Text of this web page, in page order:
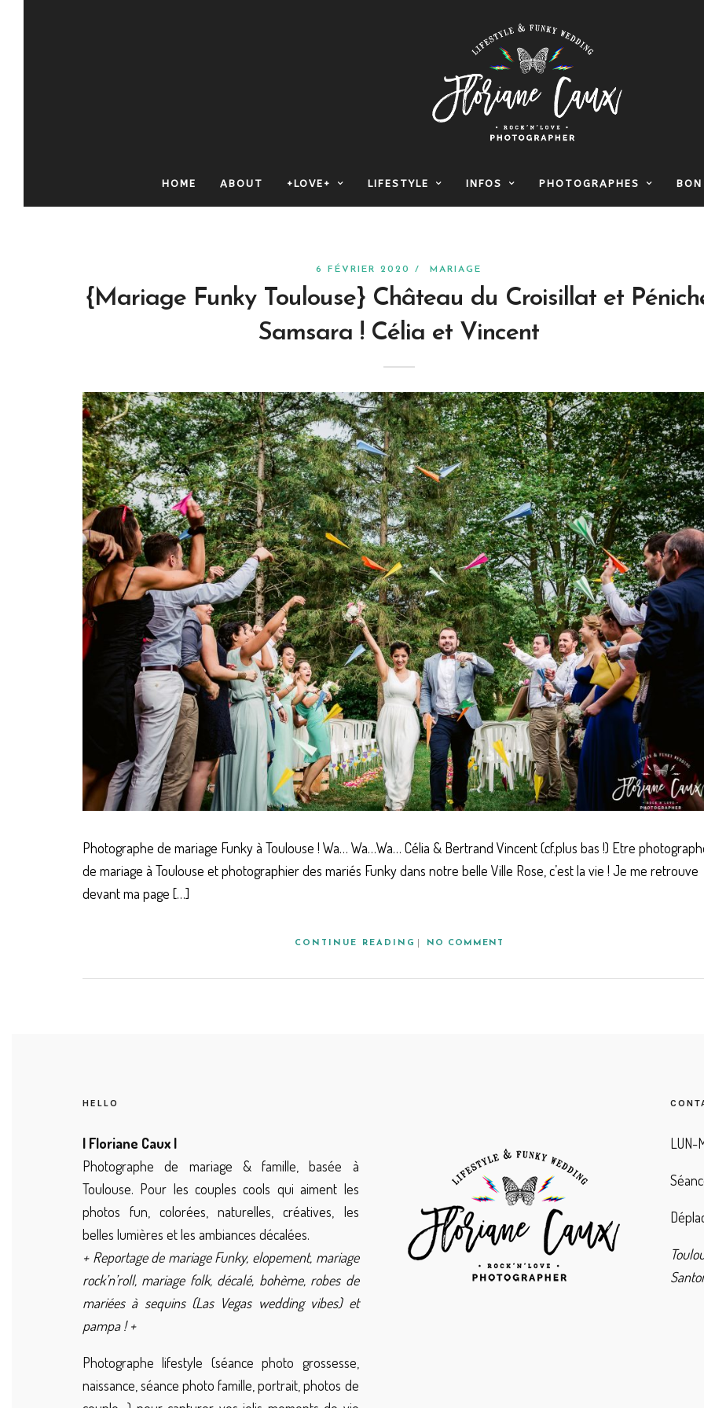
HOME ABOUT +LOVE+ LIFESTYLE INFOS PHOTOGRAPHES
6 FÉVRIER 2020 / MARIAGE
{Mariage Funky Toulouse} Château du Croisillat et
Samsara ! Célia et Vincent
Photographe de mariage Funky à Toulouse ! Wa… Wa…Wa… Célia & Bertrand Vincent (cf.plus bas !) Etre
de mariage à Toulouse et photographier des mariés Funky dans notre belle Ville Rose, c’est la vie ! Je me retrouve
devant ma page […]
CONTINUE READING NO COMMENT
HELLO
| Floriane Caux |
Photographe de mariage & famille, basée à
Toulouse. Pour les couples cools qui aiment les
photos fun, colorées, naturelles, créatives, les
belles lumières et les ambiances décalées.
+ Reportage de mariage Funky, elopement, mariage
rock’n’roll, mariage folk, décalé, bohème, robes de
mariées à sequins (Las Vegas wedding vibes) et
pampa ! +
Photographe lifestyle (séance photo grossesse,
naissance, séance photo famille, portrait, photos de
LUN-